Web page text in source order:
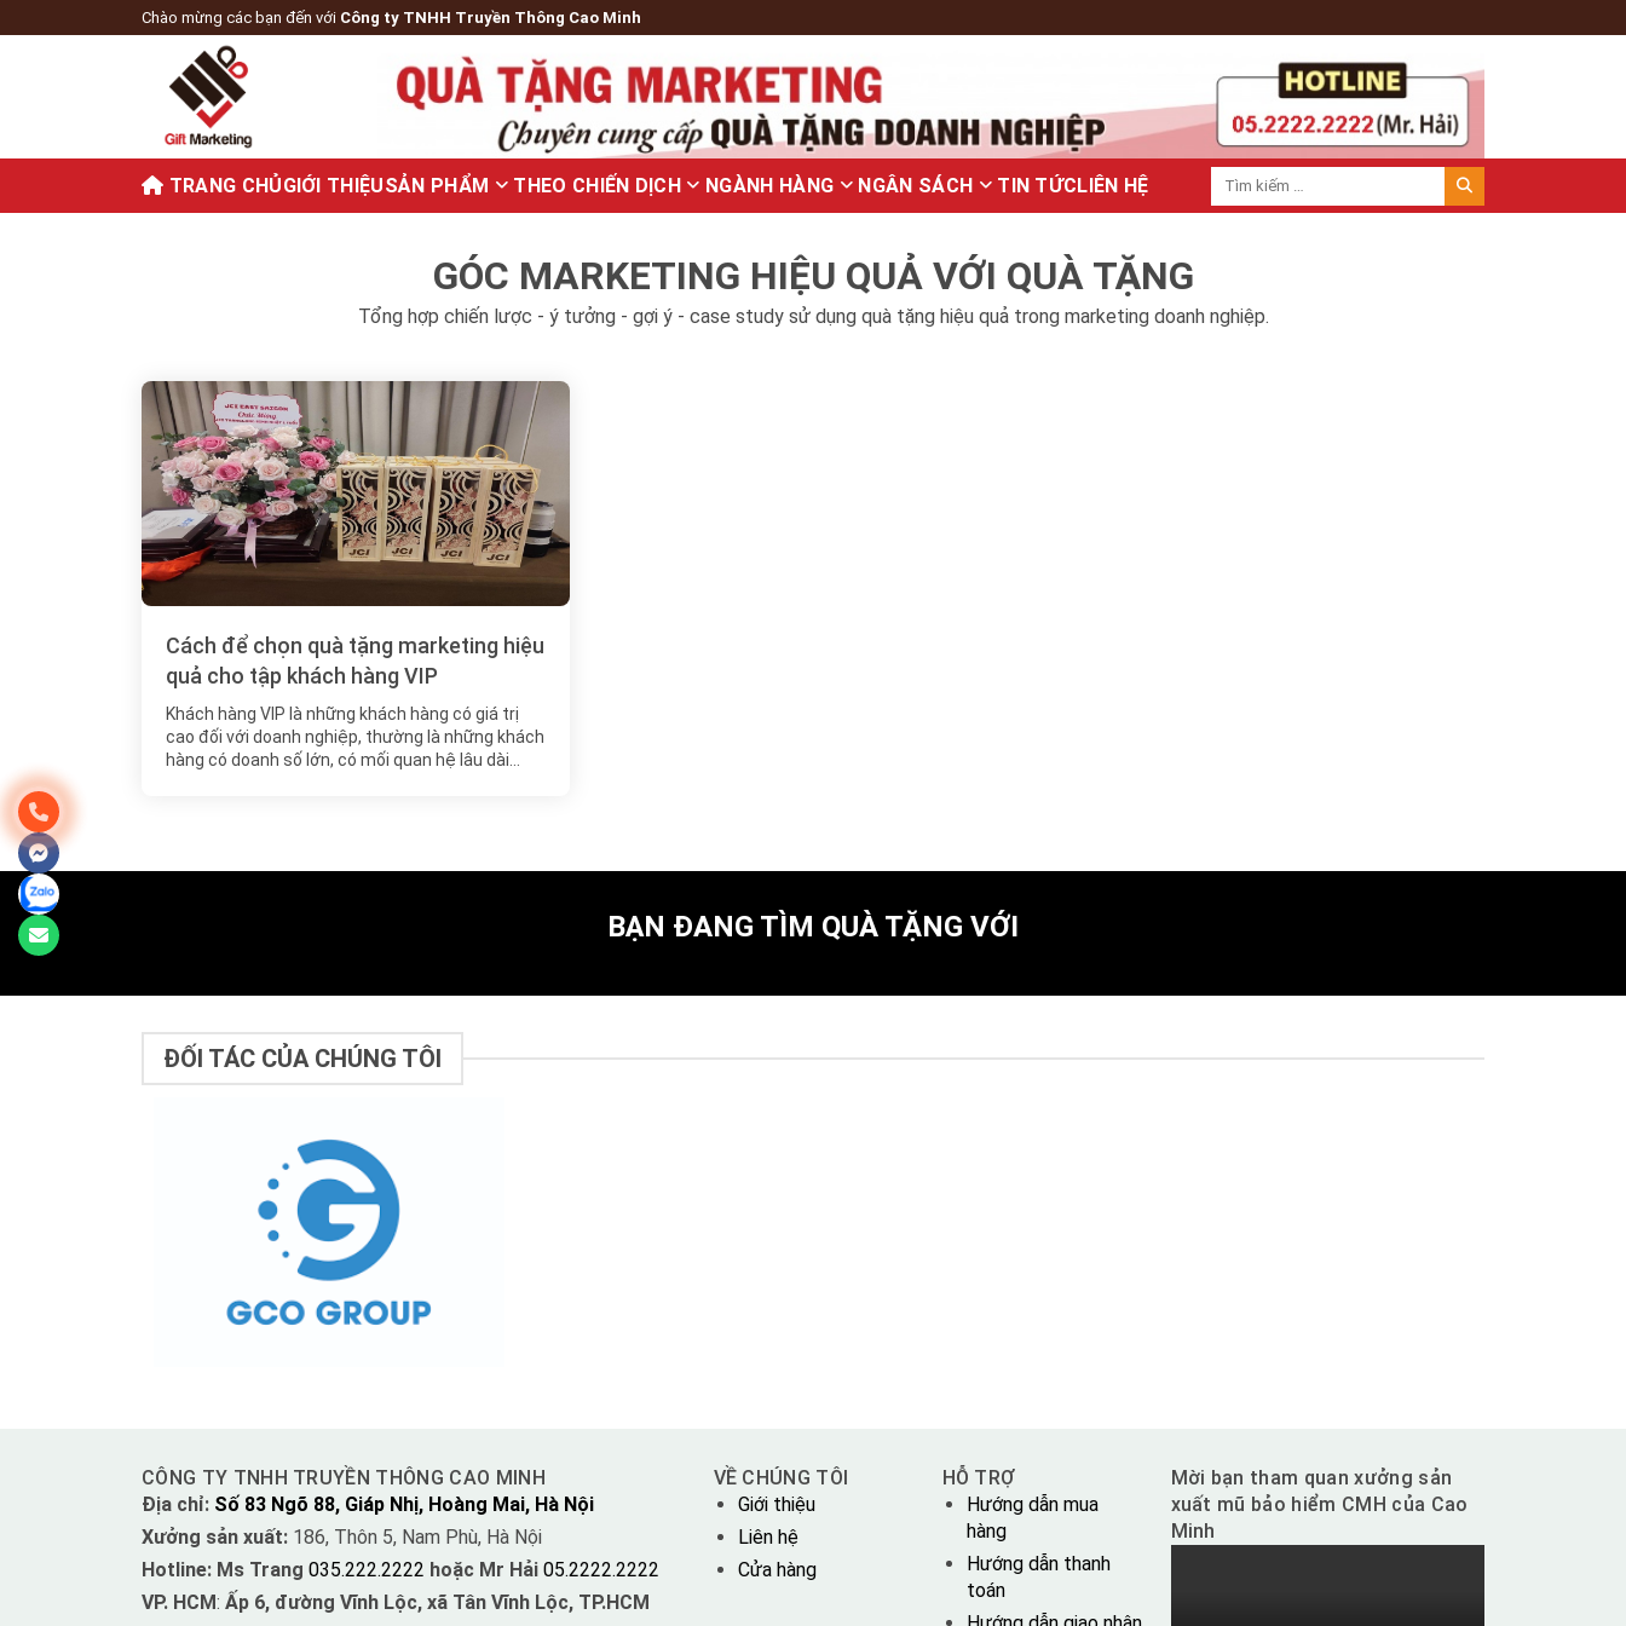
Chào mừng các bạn đến với Công ty TNHH Truyền Thông Cao Minh
TRANG CHỦGIỚI THIỆUSẢN PHẨM THEO CHIẾN DỊCH NGÀNH HÀNG NGÂN SÁCH TIN TỨCLIÊN HỆ
GÓC MARKETING HIỆU QUẢ VỚI QUÀ TẶNG
Tổng hợp chiến lược - ý tưởng - gợi ý - case study sử dụng quà tặng hiệu quả trong marketing doanh nghiệp.
Cách để chọn quà tặng marketing hiệu
quả cho tập khách hàng VIP
Khách hàng VIP là những khách hàng có giá trị
cao đối với doanh nghiệp, thường là những khách
hàng có doanh số lớn, có mối quan hệ lâu dài…
BẠN ĐANG TÌM QUÀ TẶNG VỚI
ĐỐI TÁC CỦA CHÚNG TÔI
CÔNG TY TNHH TRUYỀN THÔNG CAO MINH
Địa chỉ: Số 83 Ngõ 88, Giáp Nhị, Hoàng Mai, Hà Nội
Xưởng sản xuất: 186, Thôn 5, Nam Phù, Hà Nội
Hotline: Ms Trang 035.222.2222 hoặc Mr Hải 05.2222.2222
VP. HCM: Ấp 6, đường Vĩnh Lộc, xã Tân Vĩnh Lộc, TP.HCM
VỀ CHÚNG TÔI
Giới thiệu
Liên hệ
Cửa hàng
HỖ TRỢ
Hướng dẫn mua
hàng
Hướng dẫn thanh
toán
Mời bạn tham quan xưởng sản
xuất mũ bảo hiểm CMH của Cao
Minh